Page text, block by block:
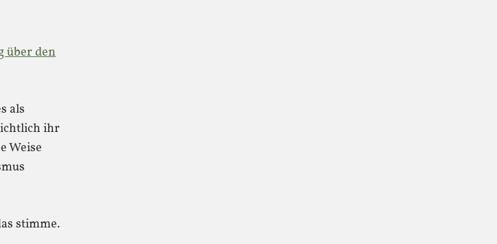
über den
als
ihr
Weise
stimme.